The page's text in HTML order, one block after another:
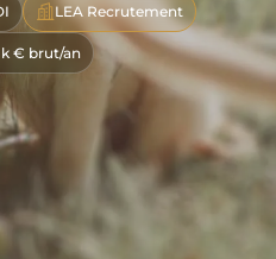
LEA Recrutement
k € brut/an